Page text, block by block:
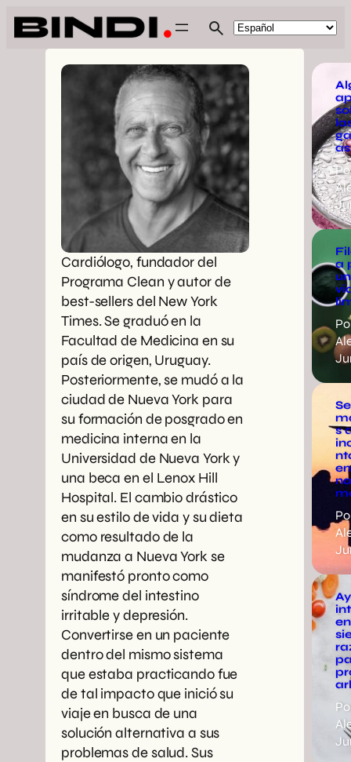
Cardiólogo, fundador del
Programa Clean y autor de
best-sellers del New York
Times. Se graduó en la
Facultad de Medicina en su
país de origen, Uruguay.
Posteriormente, se mudó a la
ciudad de Nueva York para
su formación de posgrado en
medicina interna en la
Universidad de Nueva York y
una beca en el Lenox Hill
Hospital. El cambio drástico
en su estilo de vida y su dieta
como resultado de la
mudanza a Nueva York se
manifestó pronto como
síndrome del intestino
irritable y depresión.
Convertirse en un paciente
dentro del mismo sistema
que estaba practicando fue
de tal impacto que inició su
viaje en busca de una
solución alternativa a sus
problemas de salud. Sus
as
a
s